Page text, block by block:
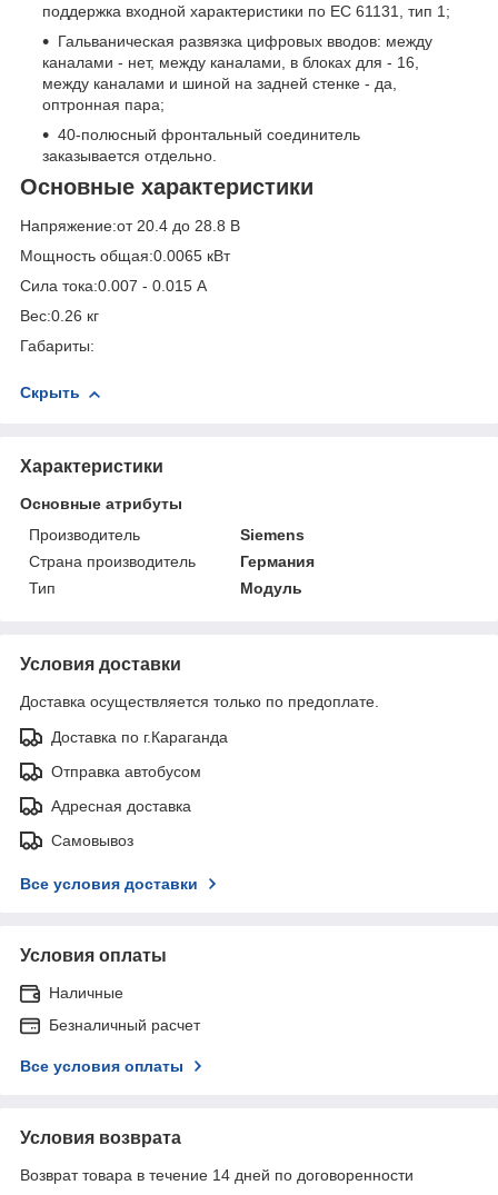
поддержка входной характеристики по EC 61131, тип 1;
Гальваническая развязка цифровых вводов: между
каналами - нет, между каналами, в блоках для - 16,
между каналами и шиной на задней стенке - да,
оптронная пара;
40-полюсный фронтальный соединитель
заказывается отдельно.
Основные характеристики
Напряжение:от 20.4 до 28.8 В
Мощность общая:0.0065 кВт
Сила тока:0.007 - 0.015 А
Вес:0.26 кг
Габариты:
Скрыть
Характеристики
Основные атрибуты
Производитель
Siemens
Страна производитель
Германия
Тип
Модуль
Условия доставки
Доставка осуществляется только по предоплате.
Доставка по г.Караганда
Отправка автобусом
Адресная доставка
Самовывоз
Все условия доставки
Условия оплаты
Наличные
Безналичный расчет
Все условия оплаты
Условия возврата
Возврат товара в течение 14 дней по договоренности